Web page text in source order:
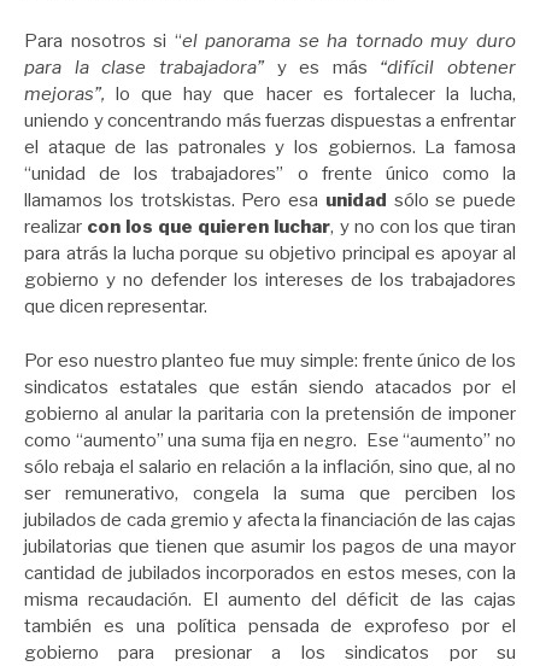
Para nosotros si “el panorama se ha tornado muy duro
para la clase trabajadora” y es más “difícil obtener
mejoras”,lo que hay que hacer es fortalecer la lucha,
uniendo y concentrando más fuerzas dispuestas a enfrentar
el ataque de las patronales y los gobiernos. La famosa
“unidad de los trabajadores” o frente único como la
llamamos los trotskistas. Pero esa unidad sólo se puede
realizar con los que quieren luchar, y no con los que tiran
para atrás la lucha porque su objetivo principal es apoyar al
gobierno y no defender los intereses de los trabajadores
que dicen representar.
Por eso nuestro planteo fue muy simple: frente único de los
sindicatos estatales que están siendo atacados por el
gobierno al anular la paritaria con la pretensión de imponer
como “aumento” una suma fija en negro. Ese “aumento” no
sólo rebaja el salario en relación a la inflación, sino que, al no
ser remunerativo, congela la suma que perciben los
jubilados de cada gremio y afecta la financiación de las cajas
jubilatorias que tienen que asumir los pagos de una mayor
cantidad de jubilados incorporados en estos meses, con la
misma recaudación. El aumento del déficit de las cajas
también es una política pensada de exprofeso por el
gobierno para presionar a los sindicatos por su